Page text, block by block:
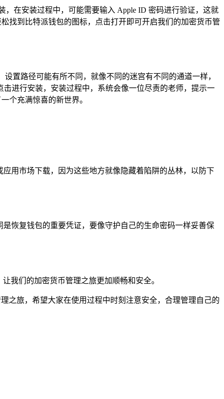
，在安装过程中，可能需要输入 Apple ID 密码进行验证，这就
找到比特派钱包的图标，点击打开即可开启我们的加密货币管
置路径可能有所不同，就像不同的迷宫有不同的通道一样，
进行安装，安装过程中，系统会像一位尽责的老师，提示一
个充满惊喜的新世界。
用市场下载，因为这些地方就像隐藏着陷阱的丛林，以防下
恢复钱包的重要凭证，要像守护自己的生命密码一样妥善保
我们的加密货币管理之旅更加顺畅和安全。
之旅，希望大家在使用过程中时刻注意安全，合理管理自己的